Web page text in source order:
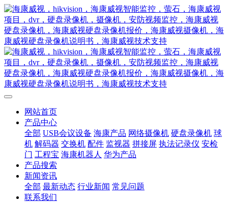
网站首页
产品中心
全部 USB会议设备 海康产品 网络摄像机 硬盘录像机 球
机 解码器 交换机 配件 监视器 拼接屏 执法记录仪 安检
门 工程宝 海康机器人 华为产品
产品搜索
新闻资讯
全部 最新动态 行业新闻 常见问题
联系我们